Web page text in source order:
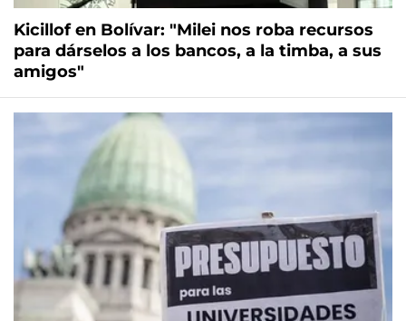
Kicillof en Bolívar: "Milei nos roba recursos
para dárselos a los bancos, a la timba, a sus
amigos"